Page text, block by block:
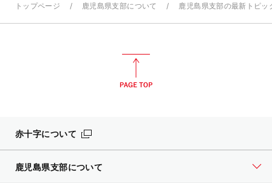
トップページ 鹿児島県支部について 鹿児島県支部の最新トピッ
赤十字について
鹿児島県支部について